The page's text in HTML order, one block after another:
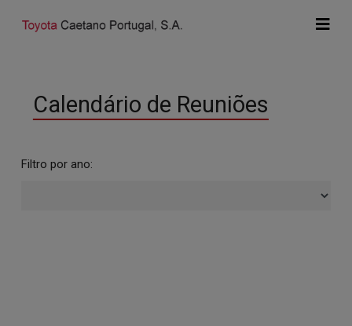
Calendário de Reuniões
Filtro por ano: